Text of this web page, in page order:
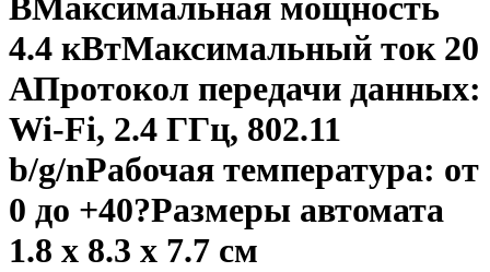
4.4 кВтМаксимальный ток 20
АПротокол передачи данных:
Wi-Fi, 2.4 ГГц, 802.11
b/g/nРабочая температура: от
0 до +40?Размеры автомата
1.8 х 8.3 х 7.7 см